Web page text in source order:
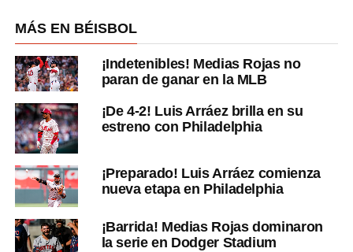
MÁS EN BÉISBOL
¡Indetenibles! Medias Rojas no
paran de ganar en la MLB
¡De 4-2! Luis Arráez brilla en su
estreno con Philadelphia
¡Preparado! Luis Arráez comienza
nueva etapa en Philadelphia
¡Barrida! Medias Rojas dominaron
la serie en Dodger Stadium